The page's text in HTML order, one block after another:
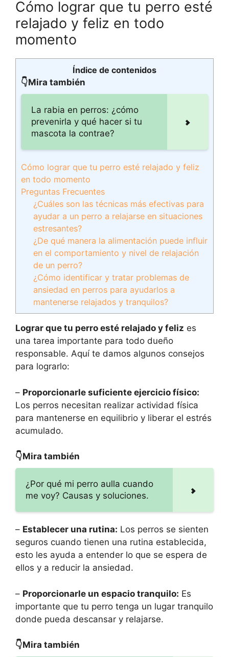
Cómo lograr que tu perro esté
relajado y feliz en todo
momento
Índice de contenidos
👇Mira también
La rabia en perros: ¿cómo
prevenirla y qué hacer si tu
mascota la contrae?
Cómo lograr que tu perro esté relajado y feliz
en todo momento
Preguntas Frecuentes
¿Cuáles son las técnicas más efectivas para
ayudar a un perro a relajarse en situaciones
estresantes?
¿De qué manera la alimentación puede influir
en el comportamiento y nivel de relajación
de un perro?
¿Cómo identificar y tratar problemas de
ansiedad en perros para ayudarlos a
mantenerse relajados y tranquilos?
Lograr que tu perro esté relajado y feliz es
una tarea importante para todo dueño
responsable. Aquí te damos algunos consejos
para lograrlo:
– Proporcionarle suficiente ejercicio físico:
Los perros necesitan realizar actividad física
para mantenerse en equilibrio y liberar el estrés
acumulado.
👇Mira también
¿Por qué mi perro aulla cuando
me voy? Causas y soluciones.
– Establecer una rutina: Los perros se sienten
seguros cuando tienen una rutina establecida,
esto les ayuda a entender lo que se espera de
ellos y a reducir la ansiedad.
– Proporcionarle un espacio tranquilo: Es
importante que tu perro tenga un lugar tranquilo
donde pueda descansar y relajarse.
👇Mira también